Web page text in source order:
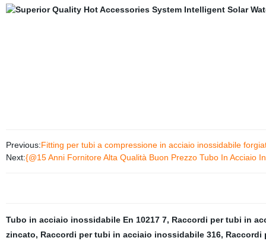
Previous:Fitting per tubi a compressione in acciaio inossidabile
Next:{@15 Anni Fornitore Alta Qualità Buon Prezzo Tubo In Acciaio
Tubo in acciaio inossidabile En 10217 7, Raccordi per tubi in
zincato, Raccordi per tubi in acciaio inossidabile 316, Raccordi